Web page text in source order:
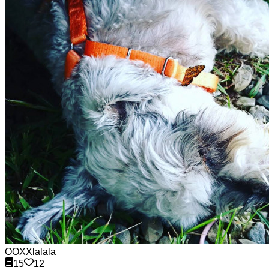
OOXXlalala
15
12